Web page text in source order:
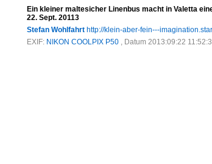
Ein kleiner maltesicher Linenbus macht in Valetta
22. Sept. 20113
Stefan Wohlfahrt http://klein-aber-fein---
EXIF: NIKON COOLPIX P50 , Datum 2013:09:22